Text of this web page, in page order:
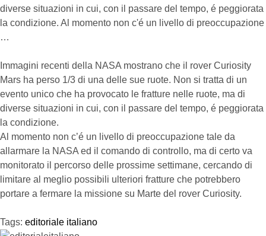
diverse situazioni in cui, con il passare del tempo, é peggiorata
la condizione. Al momento non c'é un livello di preoccupazione
…
Immagini recenti della NASA mostrano che il rover Curiosity
Mars ha perso 1/3 di una delle sue ruote. Non si tratta di un
evento unico che ha provocato le fratture nelle ruote, ma di
diverse situazioni in cui, con il passare del tempo, é peggiorata
la condizione.
Al momento non c’é un livello di preoccupazione tale da
allarmare la NASA ed il comando di controllo, ma di certo va
monitorato il percorso delle prossime settimane, cercando di
limitare al meglio possibili ulteriori fratture che potrebbero
portare a fermare la missione su Marte del rover Curiosity.
Tags: editoriale italiano